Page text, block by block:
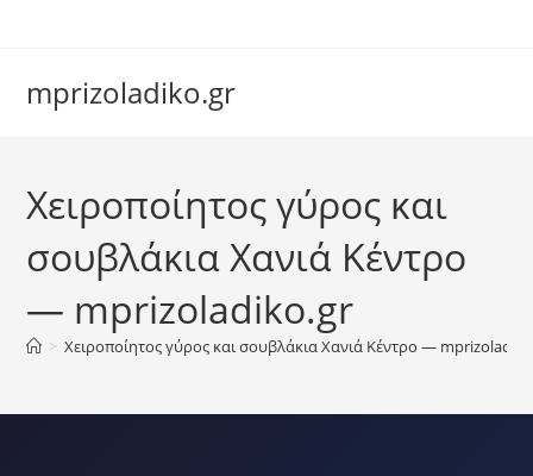
mprizoladiko.gr
Χειροποίητος γύρος και
σουβλάκια Χανιά Κέντρο
— mprizoladiko.gr
> Χειροποίητος γύρος και σουβλάκια Χανιά Κέντρο —
Chat Assistant
Συνήθως απαντάμε αμέσως